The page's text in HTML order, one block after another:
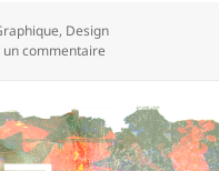
, Design
un commentaire